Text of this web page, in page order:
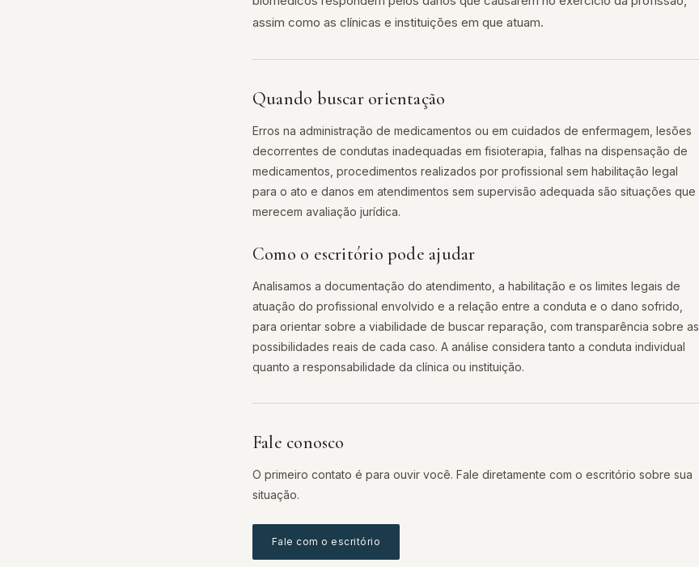
assim como as clínicas e instituições em que atuam.
Quando buscar orientação
Erros na administração de medicamentos ou em cuidados de enfermagem, lesões
decorrentes de condutas inadequadas em fisioterapia, falhas na dispensação de
medicamentos, procedimentos realizados por profissional sem habilitação legal
para o ato e danos em atendimentos sem supervisão adequada são situações que
merecem avaliação jurídica.
Como o escritório pode ajudar
Analisamos a documentação do atendimento, a habilitação e os limites legais de
atuação do profissional envolvido e a relação entre a conduta e o dano sofrido,
para orientar sobre a viabilidade de buscar reparação, com transparência sobre as
possibilidades reais de cada caso. A análise considera tanto a conduta individual
quanto a responsabilidade da clínica ou instituição.
Fale conosco
O primeiro contato é para ouvir você. Fale diretamente com o escritório sobre sua
situação.
Fale com o escritório